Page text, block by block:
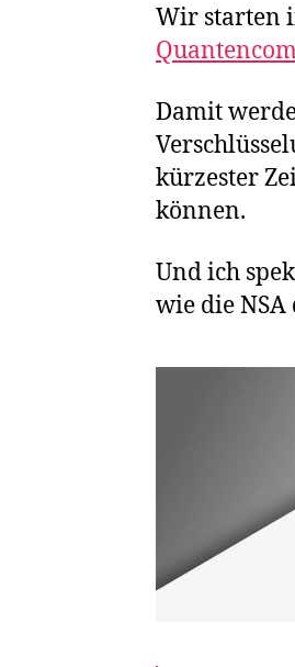
Wir starten
Damit
kürzester
können.
Und ich
wie die NSA